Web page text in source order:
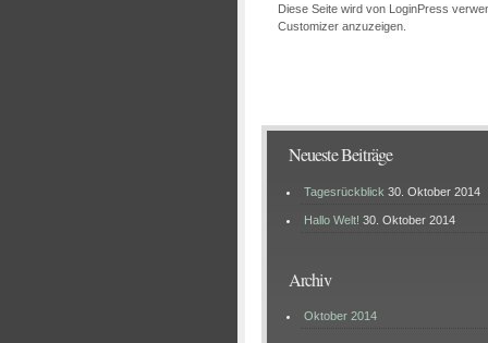
Diese Seite wird von LoginPress
Customizer anzuzeigen.
Neueste Beiträge
Tagesrückblick 30. Oktober 2014
Hallo Welt! 30. Oktober 2014
Archiv
Oktober 2014